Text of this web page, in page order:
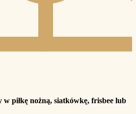
piłkę nożną, siatkówkę, frisbee lub